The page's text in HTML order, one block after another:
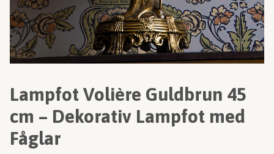
Lampfot Volière Guldbrun 45
cm – Dekorativ Lampfot med
Fåglar